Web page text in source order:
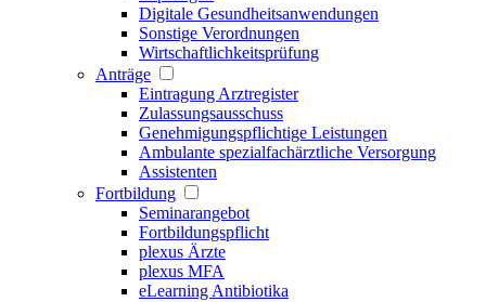
Digitale Gesundheitsanwendungen
Sonstige Verordnungen
Wirtschaftlichkeitsprüfung
Anträge
Eintragung Arztregister
Zulassungsausschuss
Genehmigungspflichtige Leistungen
Ambulante spezialfachärztliche Versorgung
Assistenten
Fortbildung
Seminarangebot
Fortbildungspflicht
plexus Ärzte
plexus MFA
eLearning Antibiotika